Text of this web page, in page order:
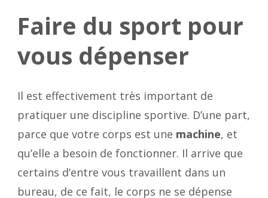
Faire du sport pour
vous dépenser
Il est effectivement très important de
pratiquer une discipline sportive. D’une part,
parce que votre corps est une machine, et
qu’elle a besoin de fonctionner. Il arrive que
certains d’entre vous travaillent dans un
bureau, de ce fait, le corps ne se dépense